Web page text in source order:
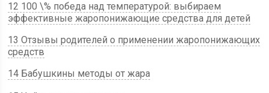
12 100 \% победа над температурой: выбираем
эффективные жаропонижающие средства для детей
13 Отзывы родителей о применении жаропонижающих
средств
14 Бабушкины методы от жара